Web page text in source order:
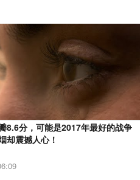
8.6分，可能是2017年最好的战争
却震撼人心！